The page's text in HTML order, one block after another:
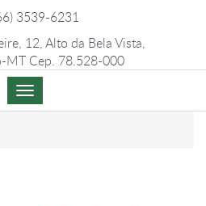
3539-6231
12, Alto da Bela Vista,
MT Cep. 78.528-000
Menu
de